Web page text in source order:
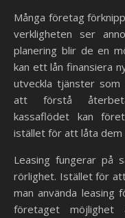
Många företag
verkligheten ser
planering blir de en
kan ett lån finansiera
utveckla tjänster som
att förstå
kassaflödet kan
istället för att låta dem
Leasing fungerar på
rörlighet. Istället för
man använda leasing
företaget